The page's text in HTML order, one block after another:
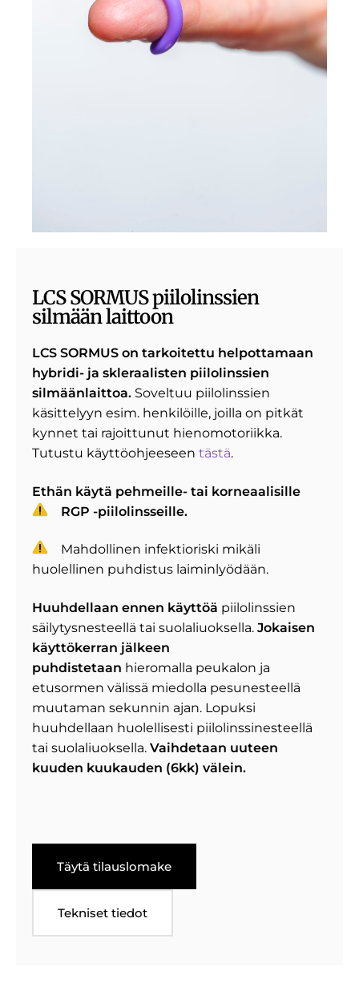
LCS SORMUS piilolinssien
silmään laittoon
LCS SORMUS on tarkoitettu helpottamaan
hybridi- ja skleraalisten piilolinssien
silmäänlaittoa. Soveltuu piilolinssien
käsittelyyn esim. henkilöille, joilla on pitkät
kynnet tai rajoittunut hienomotoriikka.
Tutustu käyttöohjeeseen tästä.
Ethän käytä pehmeille- tai korneaalisille
RGP -piilolinsseille.
Mahdollinen infektioriski mikäli
huolellinen puhdistus laiminlyödään.
Huuhdellaan ennen käyttöä piilolinssien
säilytysnesteellä tai suolaliuoksella. Jokaisen
käyttökerran jälkeen
puhdistetaan hieromalla peukalon ja
etusormen välissä miedolla pesunesteellä
muutaman sekunnin ajan. Lopuksi
huuhdellaan huolellisesti piilolinssinesteellä
tai suolaliuoksella. Vaihdetaan uuteen
kuuden kuukauden (6kk) välein.
Täytä tilauslomake
Tekniset tiedot